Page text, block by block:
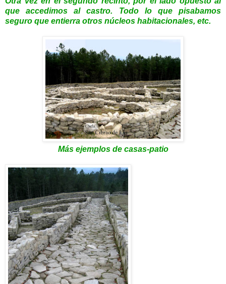
que accedimos al castro. Todo lo que pisabamos
seguro que entierra otros núcleos habitacionales, etc.
Más ejemplos de casas-patio